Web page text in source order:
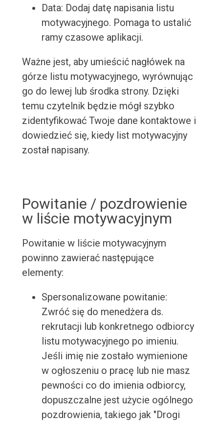
Data: Dodaj datę napisania listu
motywacyjnego. Pomaga to ustalić
ramy czasowe aplikacji.
Ważne jest, aby umieścić nagłówek na
górze listu motywacyjnego, wyrównując
go do lewej lub środka strony. Dzięki
temu czytelnik będzie mógł szybko
zidentyfikować Twoje dane kontaktowe i
dowiedzieć się, kiedy list motywacyjny
został napisany.
Powitanie / pozdrowienie
w liście motywacyjnym
Powitanie w liście motywacyjnym
powinno zawierać następujące
elementy:
Spersonalizowane powitanie:
Zwróć się do menedżera ds.
rekrutacji lub konkretnego odbiorcy
listu motywacyjnego po imieniu.
Jeśli imię nie zostało wymienione
w ogłoszeniu o pracę lub nie masz
pewności co do imienia odbiorcy,
dopuszczalne jest użycie ogólnego
pozdrowienia, takiego jak "Drogi